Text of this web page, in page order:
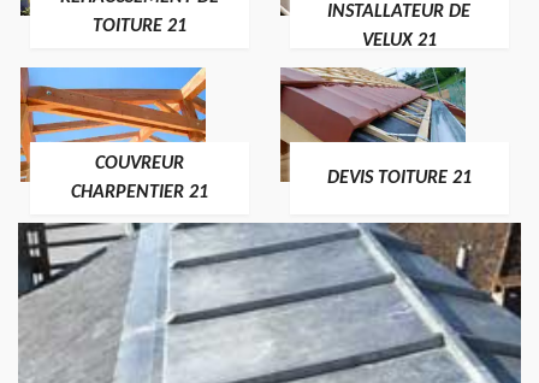
TOITURE 21
INSTALLATEUR DE
VELUX 21
COUVREUR
CHARPENTIER 21
DEVIS TOITURE 21